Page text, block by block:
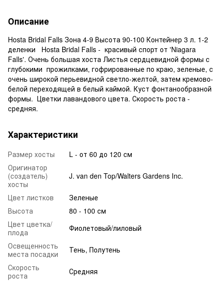
Описание
Hosta Bridal Falls Зона 4-9 Высота 90-100 Контейнер 3 л. 1-2
деленки Hosta Bridal Falls - красивый спорт от 'Niagara
Falls'. Очень большая хоста Листья сердцевидной формы с
глубокими прожилками, гофрированные по краю, зеленые, с
очень широкой перьевидной светло-желтой, затем кремово-
белой переходящей в белый каймой. Куст фонтанообразной
формы. Цветки лавандового цвета. Скорость роста -
средняя.
Характеристики
Размер хосты
L - от 60 до 120 см
Оригинатор
(создатель)
хосты
J. van den Top/Walters Gardens Inc.
Цвет листков
Зеленые
Высота
80 - 100 см
Цвет цветка/
плода
Фиолетовый/лиловый
Освещенность
места посадки
Тень, Полутень
Скорость
роста
Средняя